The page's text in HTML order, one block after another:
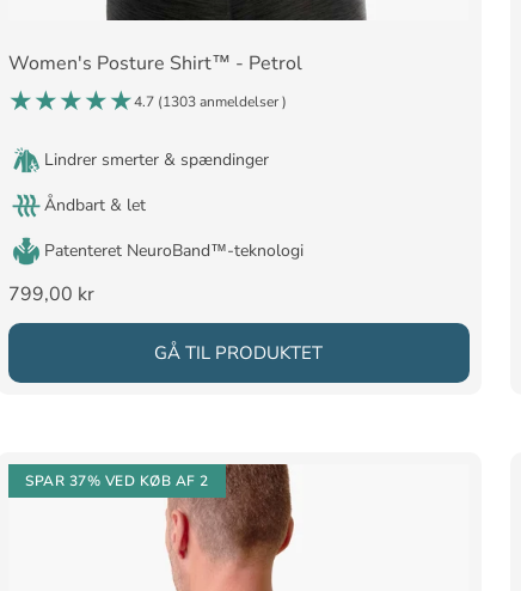
Women's Posture Shirt™ - Petrol
4.7 (1303 anmeldelser)
Lindrer smerter & spændinger
Åndbart & let
Patenteret NeuroBand™-teknologi
Salgspris
799,00 kr
GÅ TIL PRODUKTET
SPAR 37% VED KØB AF 2